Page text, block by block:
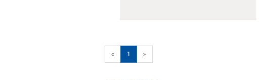
« 1 »